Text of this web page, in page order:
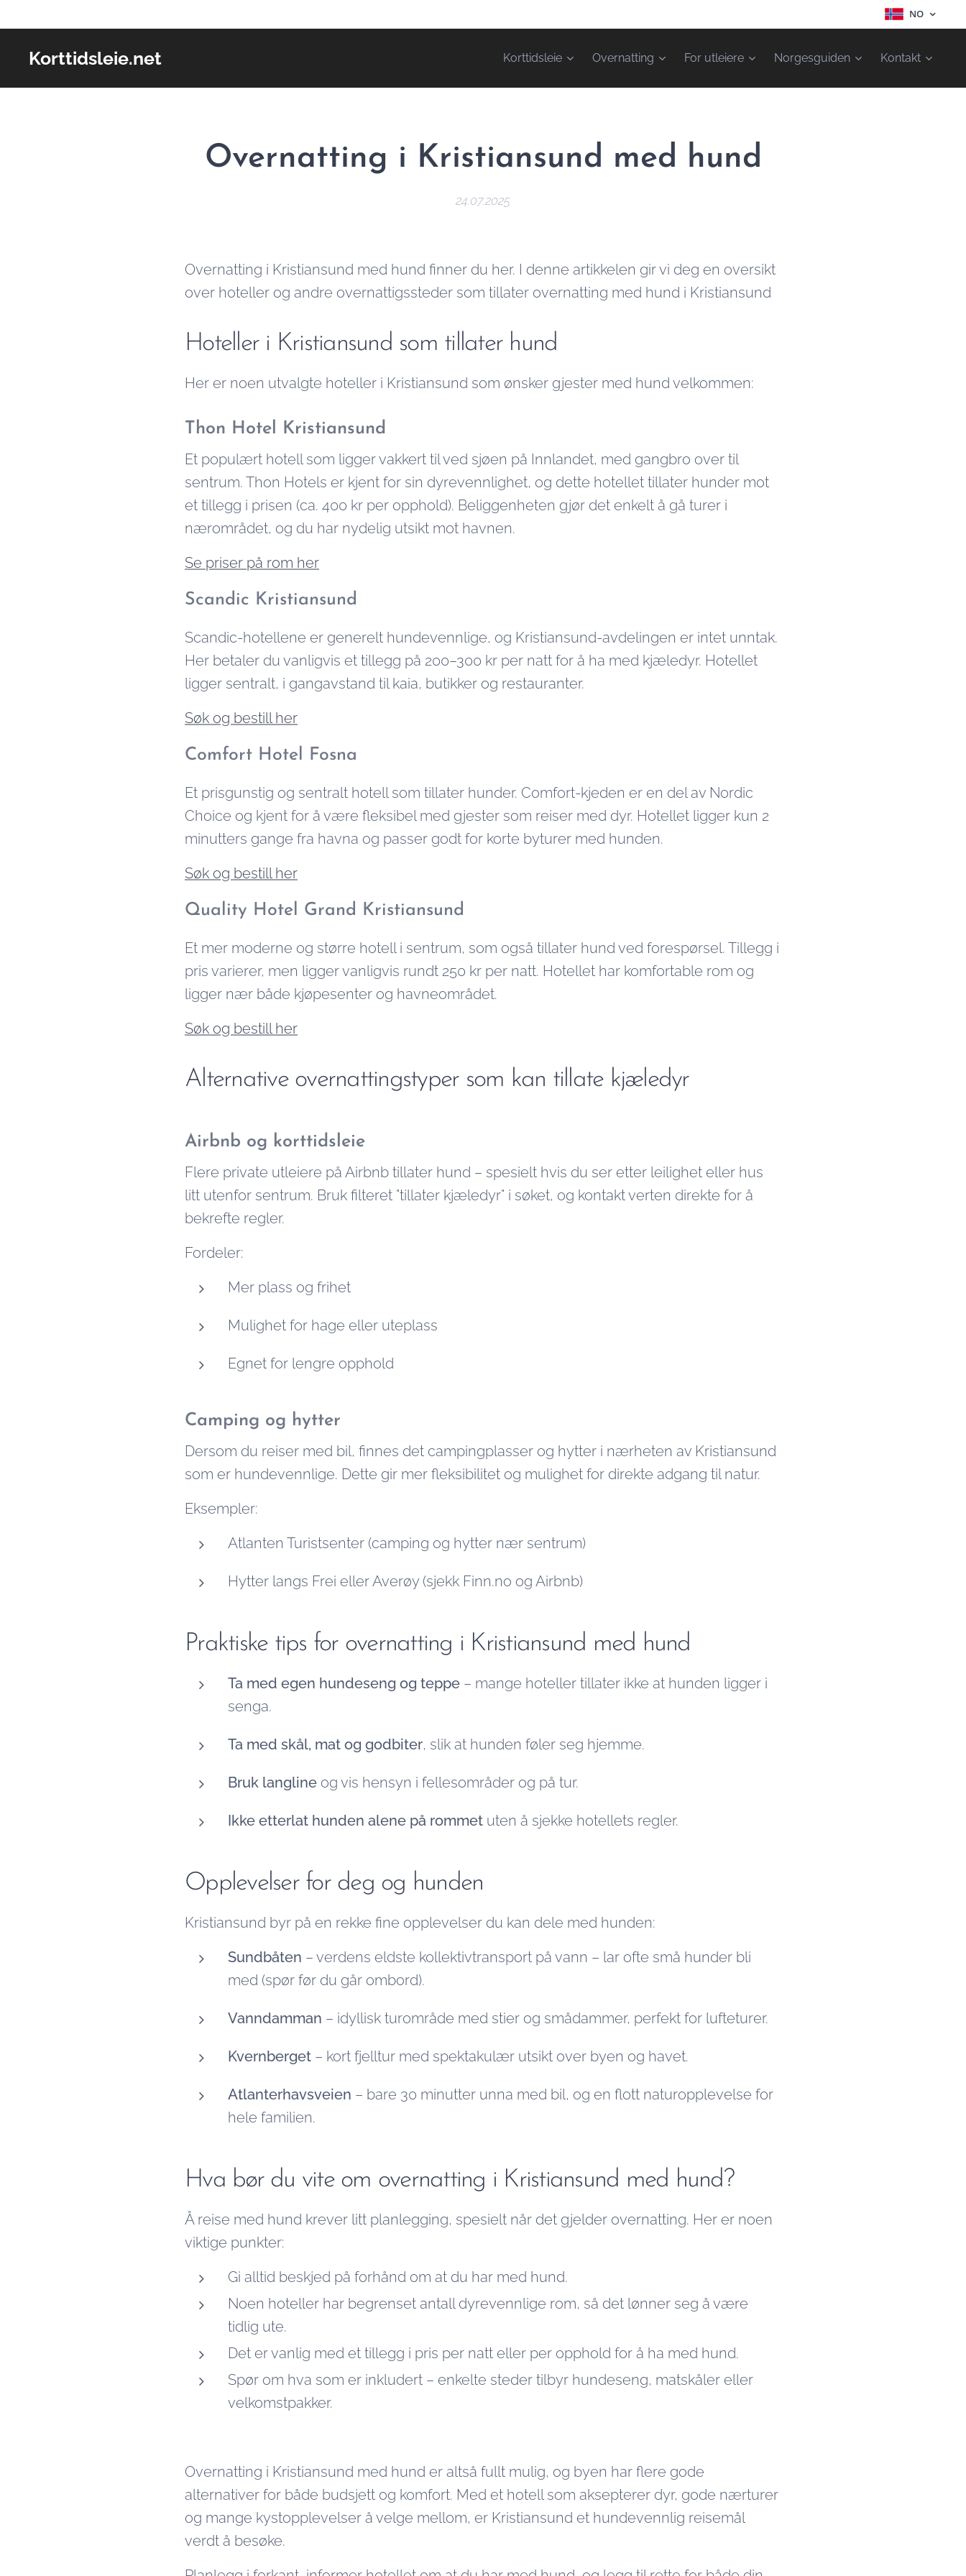
NO
Korttidsleie.net Korttidsleie Overnatting For utleiere Norgesguiden Kontakt
Overnatting i Kristiansund med hund
24.07.2025
Overnatting i Kristiansund med hund finner du her. I denne artikkelen gir vi deg en oversikt
over hoteller og andre overnattigssteder som tillater overnatting med hund i Kristiansund
Hoteller i Kristiansund som tillater hund
Her er noen utvalgte hoteller i Kristiansund som ønsker gjester med hund velkommen:
Thon Hotel Kristiansund
Et populært hotell som ligger vakkert til ved sjøen på Innlandet, med gangbro over til
sentrum. Thon Hotels er kjent for sin dyrevennlighet, og dette hotellet tillater hunder mot
et tillegg i prisen (ca. 400 kr per opphold). Beliggenheten gjør det enkelt å gå turer i
nærområdet, og du har nydelig utsikt mot havnen.
Se priser på rom her
Scandic Kristiansund
Scandic-hotellene er generelt hundevennlige, og Kristiansund-avdelingen er intet unntak.
Her betaler du vanligvis et tillegg på 200–300 kr per natt for å ha med kjæledyr. Hotellet
ligger sentralt, i gangavstand til kaia, butikker og restauranter.
Søk og bestill her
Comfort Hotel Fosna
Et prisgunstig og sentralt hotell som tillater hunder. Comfort-kjeden er en del av Nordic
Choice og kjent for å være fleksibel med gjester som reiser med dyr. Hotellet ligger kun 2
minutters gange fra havna og passer godt for korte byturer med hunden.
Søk og bestill her
Quality Hotel Grand Kristiansund
Et mer moderne og større hotell i sentrum, som også tillater hund ved forespørsel. Tillegg i
pris varierer, men ligger vanligvis rundt 250 kr per natt. Hotellet har komfortable rom og
ligger nær både kjøpesenter og havneområdet.
Søk og bestill her
Alternative overnattingstyper som kan tillate kjæledyr
Airbnb og korttidsleie
Flere private utleiere på Airbnb tillater hund – spesielt hvis du ser etter leilighet eller hus
litt utenfor sentrum. Bruk filteret "tillater kjæledyr" i søket, og kontakt verten direkte for å
bekrefte regler.
Fordeler:
Mer plass og frihet
Mulighet for hage eller uteplass
Egnet for lengre opphold
Camping og hytter
Dersom du reiser med bil, finnes det campingplasser og hytter i nærheten av Kristiansund
som er hundevennlige. Dette gir mer fleksibilitet og mulighet for direkte adgang til natur.
Eksempler:
Atlanten Turistsenter (camping og hytter nær sentrum)
Hytter langs Frei eller Averøy (sjekk Finn.no og Airbnb)
Praktiske tips for overnatting i Kristiansund med hund
Ta med egen hundeseng og teppe – mange hoteller tillater ikke at hunden ligger i
senga.
Ta med skål, mat og godbiter, slik at hunden føler seg hjemme.
Bruk langline og vis hensyn i fellesområder og på tur.
Ikke etterlat hunden alene på rommet uten å sjekke hotellets regler.
Opplevelser for deg og hunden
Kristiansund byr på en rekke fine opplevelser du kan dele med hunden:
Sundbåten – verdens eldste kollektivtransport på vann – lar ofte små hunder bli
med (spør før du går ombord).
Vanndamman – idyllisk turområde med stier og smådammer, perfekt for lufteturer.
Kvernberget – kort fjelltur med spektakulær utsikt over byen og havet.
Atlanterhavsveien – bare 30 minutter unna med bil, og en flott naturopplevelse for
hele familien.
Hva bør du vite om overnatting i Kristiansund med hund?
Å reise med hund krever litt planlegging, spesielt når det gjelder overnatting. Her er noen
viktige punkter:
Gi alltid beskjed på forhånd om at du har med hund.
Noen hoteller har begrenset antall dyrevennlige rom, så det lønner seg å være
tidlig ute.
Det er vanlig med et tillegg i pris per natt eller per opphold for å ha med hund.
Spør om hva som er inkludert – enkelte steder tilbyr hundeseng, matskåler eller
velkomstpakker.
Overnatting i Kristiansund med hund er altså fullt mulig, og byen har flere gode
alternativer for både budsjett og komfort. Med et hotell som aksepterer dyr, gode nærturer
og mange kystopplevelser å velge mellom, er Kristiansund et hundevennlig reisemål
verdt å besøke.